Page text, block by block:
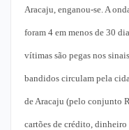
Aracaju, enganou-se. A
foram 4 em menos de 30
vítimas são pegas nos
bandidos circulam pela
de Aracaju (pelo conjunto
cartões de crédito,